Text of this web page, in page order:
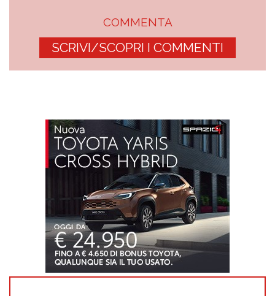
COMMENTA
SCRIVI/SCOPRI I COMMENTI